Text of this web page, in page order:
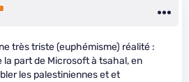
très triste (euphémisme) réalité :
la part de Microsoft à tsahal, en
les palestiniennes et et